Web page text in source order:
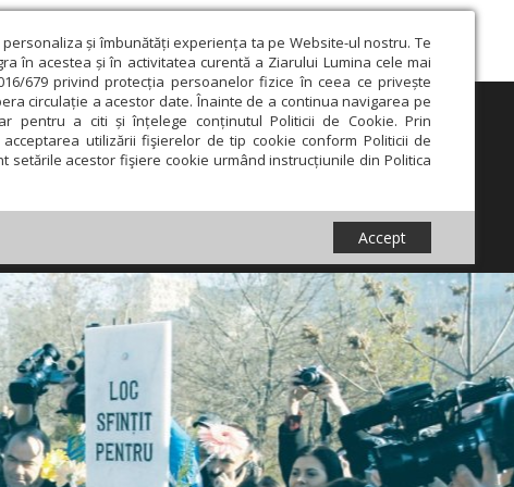
și îmbunătăți experiența ta pe Website-ul nostru. Te
în acestea și în activitatea curentă a Ziarului Lumina cele mai
679 privind protecția persoanelor fizice în ceea ce privește
circulație a acestor date. Înainte de a continua navigarea pe
pentru a citi și înțelege conținutul Politicii de Cookie. Prin
utilizării fişierelor de tip cookie conform Politicii de
setările acestor fişiere cookie urmând instrucțiunile din Politica
Accept